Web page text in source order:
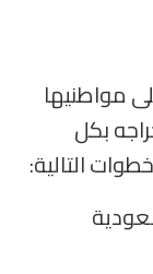
مواطنيها
بكل
التالية: